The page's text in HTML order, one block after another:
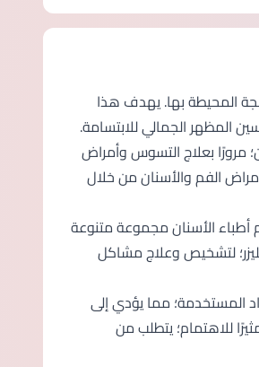
المحيطة بها. يهدف هذا
المظهر الجمالي للابتسامة.
مرورًا بعلاج التسوس وأمراض
أمراض الفم والأسنان من خلال
أطباء الأسنان مجموعة متنوعة
لتشخيص وعلاج مشاكل
المستخدمة؛ مما يؤدي إلى
للاهتمام؛ يتطلب من